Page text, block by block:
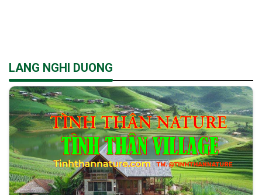
LANG NGHI DUONG